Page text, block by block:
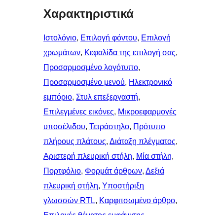
Χαρακτηριστικά
Ιστολόγιο, Επιλογή φόντου, Επιλογή
χρωμάτων, Κεφαλίδα της επιλογή σας
Προσαρμοσμένο λογότυπο
Προσαρμοσμένο μενού, Ηλεκτρονικό
εμπόριο, Στυλ επεξεργαστή
Επιλεγμένες εικόνες, Μικροεφαρμογές
υποσέλιδου, Τετράστηλο, Πρότυπο
πλήρους πλάτους, Διάταξη πλέγματος
Αριστερή πλευρική στήλη, Μία στήλη
Πορτφόλιο, Φορμάτ άρθρων, Δεξιά
πλευρική στήλη, Υποστήριξη
γλωσσών RTL, Καρφιτσωμένo άρθρo